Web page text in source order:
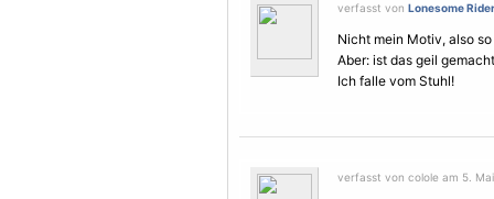
verfasst von Lonesome Rider
Nicht mein Motiv, also
Aber: ist das geil
Ich falle vom Stuhl!
verfasst von colole am 5.